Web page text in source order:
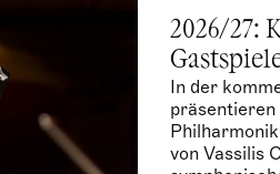
2026/27:
In der
von Vassilis